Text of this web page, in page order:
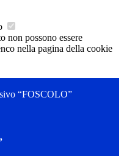
non possono essere
nella pagina della cookie
“FOSCOLO”